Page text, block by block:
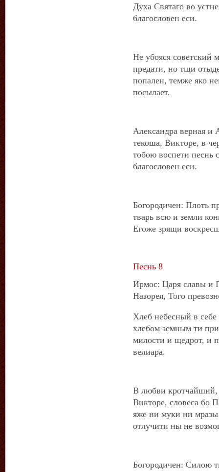
Духа Святаго во
благословен еси.
Не убояся советский
предати, но тщи
попален, темже яко
посылает.
Александра верная и
текоша, Викторе, в
тобою воспети песнь
благословен еси.
Богородичен: Плоть
тварь всю и земли
Егоже зрящи
Песнь 8
Ирмос: Царя славы и
Назорея, Того
Хлеб небесный в
хлебом земным ти
милости и щедрот, и
велиара.
В любви кротчайший,
Викторе, словеса бо
яже ни муки ни
отлучити ны не
Богородичен: Силою